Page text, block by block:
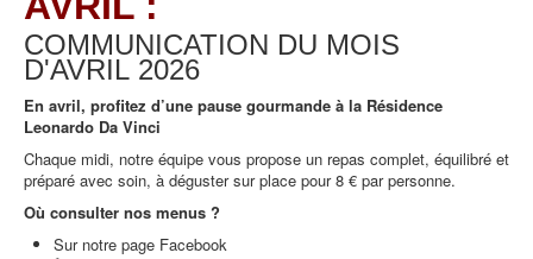
COMMUNICATION DU MOIS
D'AVRIL 2026
En avril, profitez d’une pause gourmande à la Résidence
Leonardo Da Vinci
Chaque midi, notre équipe vous propose un repas complet, équilibré et
préparé avec soin, à déguster sur place pour 8 € par personne.
Où consulter nos menus ?
Sur notre page Facebook